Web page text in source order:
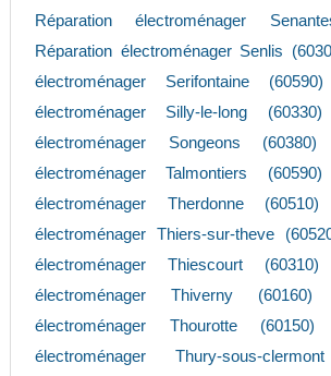
Réparation électroménager
Réparation électroménager Senlis
électroménager Serifontaine (60590)
électroménager Silly-le-long (60330)
électroménager Songeons (60380)
électroménager Talmontiers (60590)
électroménager Therdonne (60510)
électroménager Thiers-sur-theve
électroménager Thiescourt (60310)
électroménager Thiverny (60160)
électroménager Thourotte (60150)
électroménager Thury-sous-